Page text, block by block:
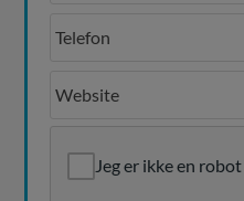
Jeg er ikke en robot